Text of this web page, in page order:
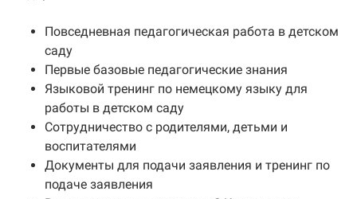
Повседневная педагогическая работа в детском
саду
Первые базовые педагогические знания
Языковой тренинг по немецкому языку для
работы в детском саду
Сотрудничество с родителями, детьми и
воспитателями
Документы для подачи заявления и тренинг по
подаче заявления